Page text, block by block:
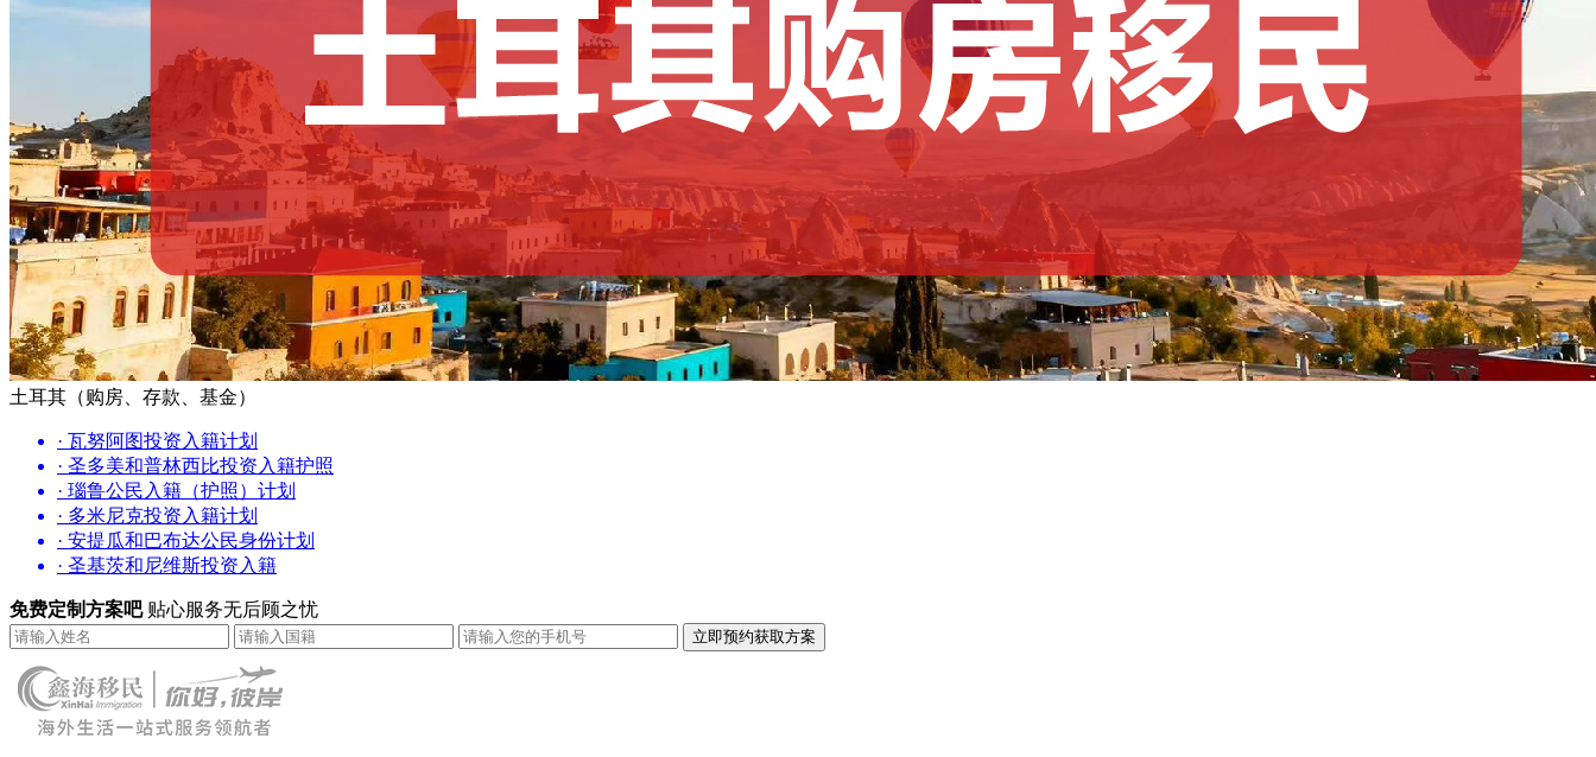
土耳其（购房、存款、基金）
· 瓦努阿图投资入籍计划
· 圣多美和普林西比投资入籍护照
· 瑙鲁公民入籍（护照）计划
· 多米尼克投资入籍计划
· 安提瓜和巴布达公民身份计划
· 圣基茨和尼维斯投资入籍
免费定制方案吧 贴心服务无后顾之忧